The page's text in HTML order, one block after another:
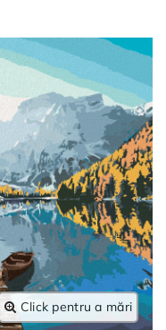
Click pentru a mări